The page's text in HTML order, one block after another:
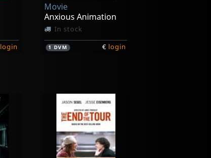
login
Movie
Anxious Animation
In stock
1 DVM € login